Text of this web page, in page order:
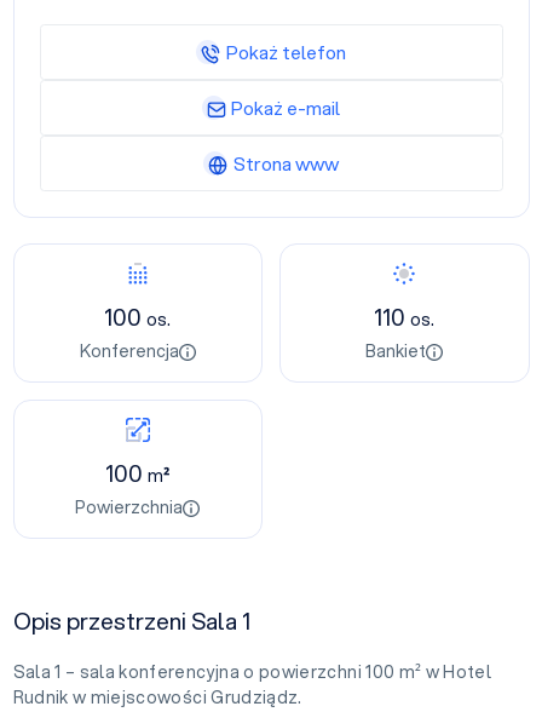
100os.
Konferencja
110os.
Bankiet
100m²
Powierzchnia
Opis przestrzeni Sala 1
Sala 1 – sala konferencyjna o powierzchni 100 m² w Hotel
Rudnik w miejscowości Grudziądz.
Pokaż telefon
Pokaż e-mail
Strona www